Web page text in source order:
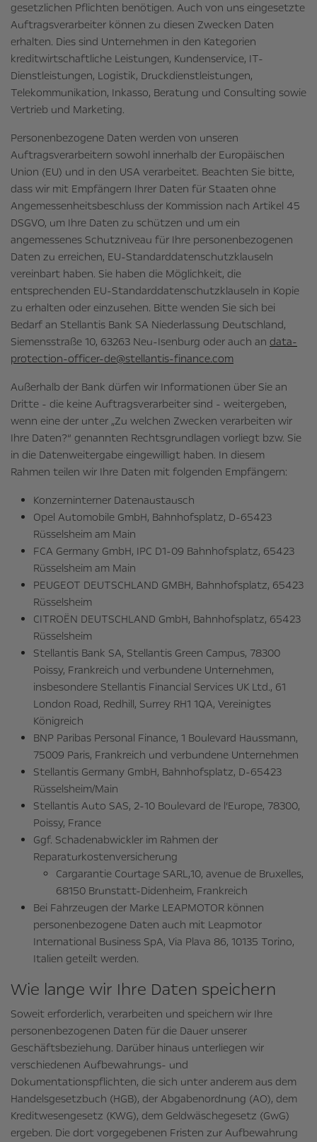
gesetzlichen Pflichten benötigen. Auch von uns eingesetzte
Auftragsverarbeiter können zu diesen Zwecken Daten
erhalten. Dies sind Unternehmen in den Kategorien
kreditwirtschaftliche Leistungen, Kundenservice, IT-
Dienstleistungen, Logistik, Druckdienstleistungen,
Telekommunikation, Inkasso, Beratung und Consulting sowie
Vertrieb und Marketing.
Personenbezogene Daten werden von unseren
Auftragsverarbeitern sowohl innerhalb der Europäischen
Union (EU) und in den USA verarbeitet. Beachten Sie bitte,
dass wir mit Empfängern Ihrer Daten für Staaten ohne
Angemessenheitsbeschluss der Kommission nach Artikel 45
DSGVO, um Ihre Daten zu schützen und um ein
angemessenes Schutzniveau für Ihre personenbezogenen
Daten zu erreichen, EU-Standarddatenschutzklauseln
vereinbart haben. Sie haben die Möglichkeit, die
entsprechenden EU-Standarddatenschutzklauseln in Kopie
zu erhalten oder einzusehen. Bitte wenden Sie sich bei
Bedarf an Stellantis Bank SA Niederlassung Deutschland,
Siemensstraße 10, 63263 Neu-Isenburg oder auch an data-
protection-officer-de@stellantis-finance.com
Außerhalb der Bank dürfen wir Informationen über Sie an
Dritte - die keine Auftragsverarbeiter sind - weitergeben,
wenn eine der unter „Zu welchen Zwecken verarbeiten wir
Ihre Daten?“ genannten Rechtsgrundlagen vorliegt bzw. Sie
in die Datenweitergabe eingewilligt haben. In diesem
Rahmen teilen wir Ihre Daten mit folgenden Empfängern:
Konzerninterner Datenaustausch
Opel Automobile GmbH, Bahnhofsplatz, D-65423
Rüsselsheim am Main
FCA Germany GmbH, IPC D1-09 Bahnhofsplatz, 65423
Rüsselsheim am Main
PEUGEOT DEUTSCHLAND GMBH, Bahnhofsplatz, 65423
Rüsselsheim
CITROËN DEUTSCHLAND GmbH, Bahnhofsplatz, 65423
Rüsselsheim
Stellantis Bank SA, Stellantis Green Campus, 78300
Poissy, Frankreich und verbundene Unternehmen,
insbesondere Stellantis Financial Services UK Ltd., 61
London Road, Redhill, Surrey RH1 1QA, Vereinigtes
Königreich
BNP Paribas Personal Finance, 1 Boulevard Haussmann,
75009 Paris, Frankreich und verbundene Unternehmen
Stellantis Germany GmbH, Bahnhofsplatz, D-65423
Rüsselsheim/Main
Stellantis Auto SAS, 2-10 Boulevard de l’Europe, 78300,
Poissy, France
Ggf. Schadenabwickler im Rahmen der
Reparaturkostenversicherung
Cargarantie Courtage SARL,10, avenue de Bruxelles,
68150 Brunstatt-Didenheim, Frankreich
Bei Fahrzeugen der Marke LEAPMOTOR können
personenbezogene Daten auch mit Leapmotor
International Business SpA, Via Plava 86, 10135 Torino,
Italien geteilt werden.
Wie lange wir Ihre Daten speichern
Soweit erforderlich, verarbeiten und speichern wir Ihre
personenbezogenen Daten für die Dauer unserer
Geschäftsbeziehung. Darüber hinaus unterliegen wir
verschiedenen Aufbewahrungs- und
Dokumentationspflichten, die sich unter anderem aus dem
Handelsgesetzbuch (HGB), der Abgabenordnung (AO), dem
Kreditwesengesetz (KWG), dem Geldwäschegesetz (GwG)
ergeben. Die dort vorgegebenen Fristen zur Aufbewahrung